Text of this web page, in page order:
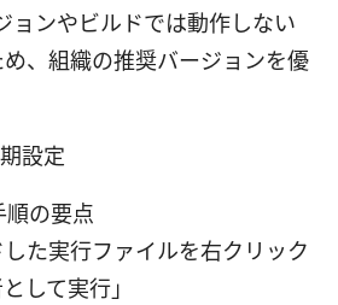
ョンやビルドでは動作しない
、組織の推奨バージョンを優
設定
順の要点
た実行ファイルを右クリック
して実行」